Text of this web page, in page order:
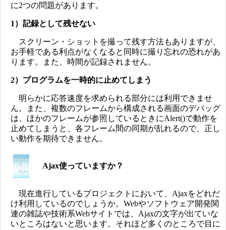
に2つの問題があります。
1）記録として残せない
スクリーン・ショットを撮って残す方法もありますが、
お手軽である利点がなくなると同時に撮り忘れの恐れがあ
ります。また、時間が記録されません。
2）プログラムを一時的に止めてしまう
明らかに応答速度を求められる部分には利用できませ
ん。また、複数のフレームから構成される画面のデバッグ
は、ほかのフレームが参照しているときにAlert()で動作を
止めてしまうと、各フレーム間の同期が乱れるので、正し
い動作を期待できません。
Ajax使っていますか？
現在進行しているプロジェクトにおいて、Ajaxをどれだ
け利用しているのでしょうか。Webやソフトウェア開発関
連の雑誌や技術系Webサイトでは、Ajaxの文字が出ていな
いところはないと思います。それほど多くのところで目に